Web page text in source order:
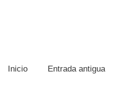
Entrada antigua
Inicio